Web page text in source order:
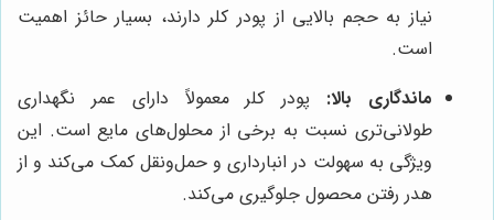
نیاز به حجم بالایی از پودر کلر دارند، بسیار حائز اهمیت
است.
ماندگاری بالا: پودر کلر معمولاً دارای عمر نگهداری
طولانی‌تری نسبت به برخی از محلول‌های مایع است. این
ویژگی به سهولت در انبارداری و حمل‌ونقل کمک می‌کند و از
هدر رفتن محصول جلوگیری می‌کند.